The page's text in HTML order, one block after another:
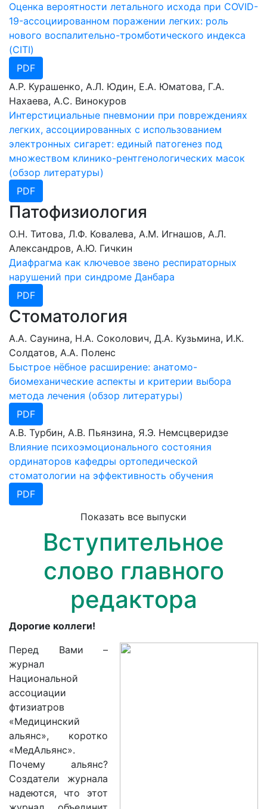
Оценка вероятности летального исхода при COVID-
19-ассоциированном поражении легких: роль
нового воспалительно-тромботического индекса
(CITI)
PDF
А.Р. Курашенко, А.Л. Юдин, Е.А. Юматова, Г.А.
Нахаева, А.С. Винокуров
Интерстициальные пневмонии при повреждениях
легких, ассоциированных с использованием
электронных сигарет: единый патогенез под
множеством клинико-рентгенологических масок
(обзор литературы)
PDF
Патофизиология
О.Н. Титова, Л.Ф. Ковалева, А.М. Игнашов, А.Л.
Александров, А.Ю. Гичкин
Диафрагма как ключевое звено респираторных
нарушений при синдроме Данбара
PDF
Стоматология
А.А. Саунина, Н.А. Соколович, Д.А. Кузьмина, И.К.
Cолдатов, А.А. Поленс
Быстрое нёбное расширение: анатомо-
биомеханические аспекты и критерии выбора
метода лечения (обзор литературы)
PDF
А.В. Турбин, А.В. Пьянзина, Я.Э. Немсцверидзе
Влияние психоэмоционального состояния
ординаторов кафедры ортопедической
стоматологии на эффективность обучения
PDF
Показать все выпуски
Вступительное
слово главного
редактора
Дорогие коллеги!
Перед Вами –
журнал
Национальной
ассоциации
фтизиатров
«Медицинский
альянс», коротко
«МедАльянс».
Почему альянс?
Создатели журнала
надеются, что этот